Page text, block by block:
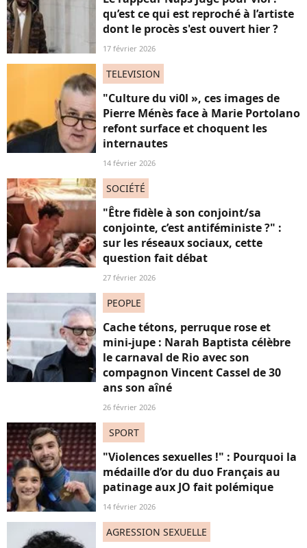
qu’est ce qui est reproché à l’artiste
dont le procès s'est ouvert hier ?
17 février 2026
TELEVISION
"Culture du vi0l », ces images de
Pierre Ménès face à Marie Portolano
refont surface et choquent les
internautes
14 février 2026
SOCIÉTÉ
"Être fidèle à son conjoint/sa
conjointe, c’est antiféministe ?" :
sur les réseaux sociaux, cette
question fait débat
27 février 2026
PEOPLE
Cache tétons, perruque rose et
mini-jupe : Narah Baptista célèbre
le carnaval de Rio avec son
compagnon Vincent Cassel de 30
ans son aîné
26 février 2026
SPORT
"Violences sexuelles !" : Pourquoi la
médaille d’or du duo Français au
patinage aux JO fait polémique
14 février 2026
AGRESSION SEXUELLE